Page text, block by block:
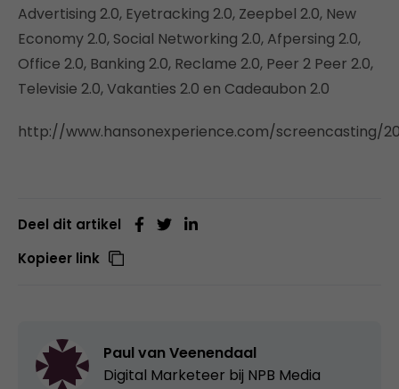
Advertising 2.0, Eyetracking 2.0, Zeepbel 2.0, New
Economy 2.0, Social Networking 2.0, Afpersing 2.0,
Office 2.0, Banking 2.0, Reclame 2.0, Peer 2 Peer 2.0,
Televisie 2.0, Vakanties 2.0 en Cadeaubon 2.0
http://www.hansonexperience.com/screencasting/
Deel dit artikel
Kopieer link
Paul van Veenendaal
Digital Marketeer bij NPB Media